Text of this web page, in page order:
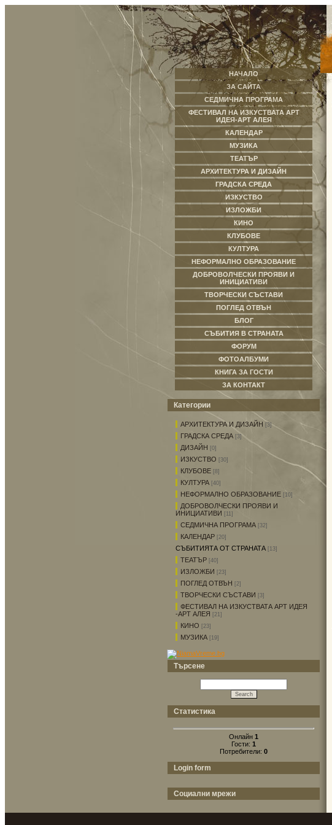
НАЧАЛО
ЗА САЙТА
СЕДМИЧНА ПРОГРАМА
ФЕСТИВАЛ НА ИЗКУСТВАТА АРТ
ИДЕЯ-АРТ АЛЕЯ
КАЛЕНДАР
МУЗИКА
ТЕАТЪР
АРХИТЕКТУРА И ДИЗАЙН
ГРАДСКА СРЕДА
ИЗКУСТВО
ИЗЛОЖБИ
КИНО
КЛУБОВЕ
КУЛТУРА
НЕФОРМАЛНО ОБРАЗОВАНИЕ
ДОБРОВОЛЧЕСКИ ПРОЯВИ И
ИНИЦИАТИВИ
ТВОРЧЕСКИ СЪСТАВИ
ПОГЛЕД ОТВЪН
БЛОГ
СЪБИТИЯ В СТРАНАТА
ФОРУМ
ФОТОАЛБУМИ
КНИГА ЗА ГОСТИ
ЗА КОНТАКТ
Категории
АРХИТЕКТУРА И ДИЗАЙН [3]
ГРАДСКА СРЕДА [3]
ДИЗАЙН [0]
ИЗКУСТВО [30]
КЛУБОВЕ [8]
КУЛТУРА [40]
НЕФОРМАЛНО ОБРАЗОВАНИЕ [10]
ДОБРОВОЛЧЕСКИ ПРОЯВИ И
ИНИЦИАТИВИ
[11]
СЕДМИЧНА ПРОГРАМА [32]
КАЛЕНДАР [20]
СЪБИТИЯТА ОТ СТРАНАТА [13]
ТЕАТЪР [40]
ИЗЛОЖБИ [23]
ПОГЛЕД ОТВЪН [2]
ТВОРЧЕСКИ СЪСТАВИ [3]
ФЕСТИВАЛ НА ИЗКУСТВАТА АРТ ИДЕЯ
-АРТ АЛЕЯ
[21]
КИНО [23]
МУЗИКА [19]
Търсене
Статистика
Онлайн 1
Гости: 1
Потребители: 0
Login form
Социални мрежи